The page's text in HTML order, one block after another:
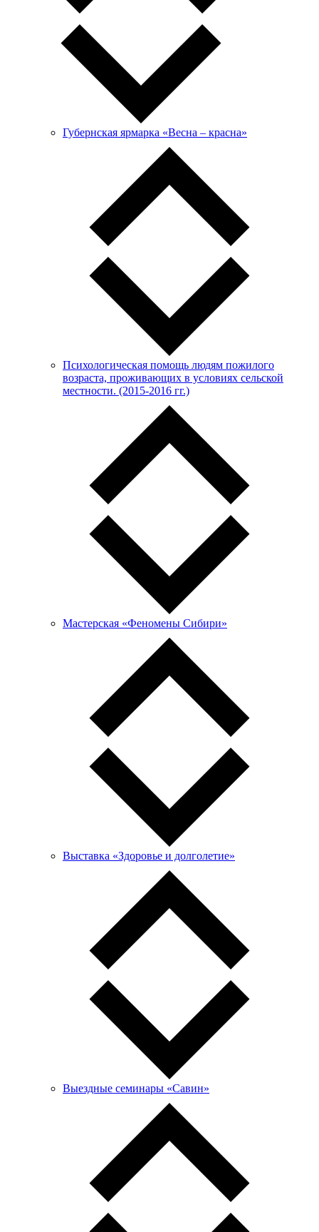
Губернская ярмарка «Весна – красна»
Психологическая помощь людям пожилого
возраста, проживающих в условиях сельской
местности. (2015-2016 гг.)
Мастерская «Феномены Сибири»
Выставка «Здоровье и долголетие»
Выездные семинары «Савин»